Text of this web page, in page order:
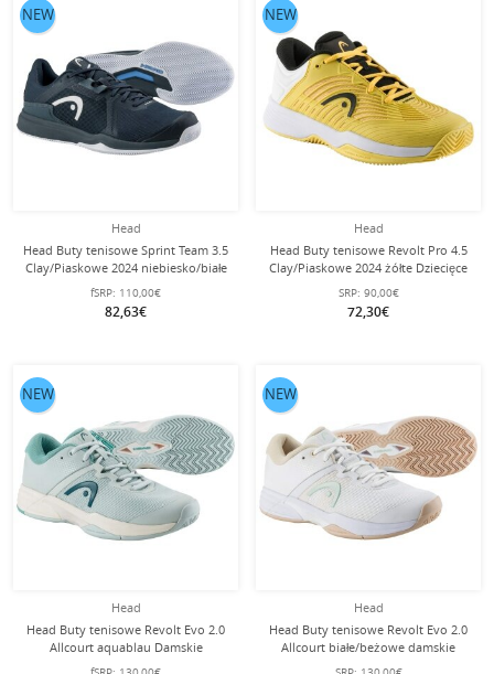
Head
Head Buty tenisowe Sprint Team 3.5
Clay/Piaskowe 2024 niebiesko/białe
męskie
fSRP: 110,00€
82,63€
NEW
Head
Head Buty tenisowe Revolt Pro 4.5
Clay/Piaskowe 2024 żółte Dziecięce
SRP: 90,00€
72,30€
NEW
Head
Head Buty tenisowe Revolt Evo 2.0
Allcourt aquablau Damskie
NEW
Head
Head Buty tenisowe Revolt Evo 2.0
Allcourt białe/beżowe damskie
NEW